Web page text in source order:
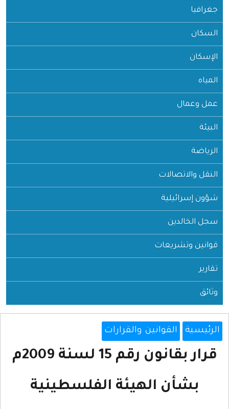
جغرافيا
السكان
الإسكان
المياه
عمل وعمال
البيئة
الرياضة
النقل والاتصالات
شؤون إسرائيلية
سجل الخالدين
قوانين وتشريعات
تقارير
وثائق
الرئيسية القوانين والقرارات
قرار بقانون رقم 15 لسنة 2009م
بشأن الهيئة الفلسطينية